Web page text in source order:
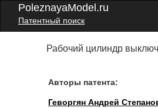
PoleznayaModel.ru
Патентный поиск
Рабочий цилиндр
Авторы патента:
Геворгян Андрей